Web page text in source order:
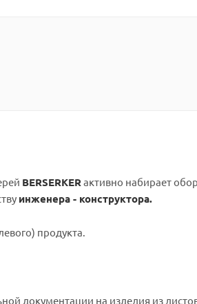
BERSERKER активно набирает
инженера - конструктора.
продукта.
документации на изделия из